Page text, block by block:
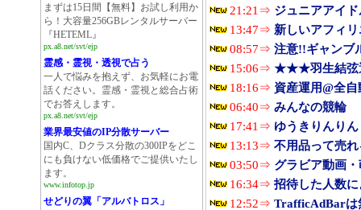
まずは15日間【無料】お試し利用か
ら！大容量256GBレンタルサーバー
『HETEML』
px.a8.net/svt/ejp
霊感・霊視・透視で占う
一人で悩みを抱えず、お気軽にお電
話ください。霊感・霊視と総合占術
でお答えします。
px.a8.net/svt/ejp
業界最安値のIP分散サーバー
国内C、Dクラス分散の300IPをどこ
にも負けない低価格でご提供いたし
ます。
www.infotop.jp
せどりの翼「アルバトロス」
21:21⇒ ジュニアアイ
13:47⇒ 新しいアフィ
08:57⇒ 注意!!ギャンブ
15:06⇒ ★★★羽生結弦
18:16⇒ 資産運用@全自
06:40⇒ みんなの競輪
17:41⇒ ゆうきりんりん
13:13⇒ 不用品って売
03:50⇒ グラビア動画
16:34⇒ 招待した人数
12:52⇒ TrafficAdBarは